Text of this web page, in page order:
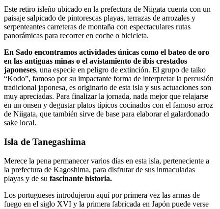
Este retiro isleño ubicado en la prefectura de Niigata cuenta con un
paisaje salpicado de pintorescas playas, terrazas de arrozales y
serpenteantes carreteras de montaña con espectaculares rutas
panorámicas para recorrer en coche o bicicleta.
En Sado encontramos actividades únicas como el bateo de oro
en las antiguas minas o el avistamiento de ibis crestados
japoneses, una especie en peligro de extinción. El grupo de taiko
“Kodo”, famoso por su impactante forma de interpretar la percusión
tradicional japonesa, es originario de esta isla y sus actuaciones son
muy apreciadas. Para finalizar la jornada, nada mejor que relajarse
en un onsen y degustar platos típicos cocinados con el famoso arroz
de Niigata, que también sirve de base para elaborar el galardonado
sake local.
Isla de Tanegashima
Merece la pena permanecer varios días en esta isla, perteneciente a
la prefectura de Kagoshima, para disfrutar de sus inmaculadas
playas y de su fascinante historia.
Los portugueses introdujeron aquí por primera vez las armas de
fuego en el siglo XVI y la primera fabricada en Japón puede verse